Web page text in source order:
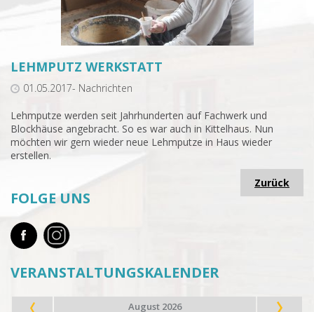
LEHMPUTZ WERKSTATT
01.05.2017- Nachrichten
Lehmputze werden seit Jahrhunderten auf Fachwerk und
Blockhäuse angebracht. So es war auch in Kittelhaus. Nun
möchten wir gern wieder neue Lehmputze in Haus wieder
erstellen.
Zurück
FOLGE UNS
VERANSTALTUNGSKALENDER
August 2026